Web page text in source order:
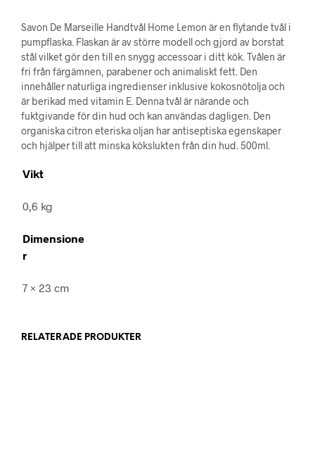
Savon De Marseille Handtvål Home Lemon är en flytande tvål i
pumpflaska. Flaskan är av större modell och gjord av borstat
stål vilket gör den till en snygg accessoar i ditt kök. Tvålen är
fri från färgämnen, parabener och animaliskt fett. Den
innehåller naturliga ingredienser inklusive kokosnötolja och
är berikad med vitamin E. Denna tvål är närande och
fuktgivande för din hud och kan användas dagligen. Den
organiska citron eteriska oljan har antiseptiska egenskaper
och hjälper till att minska kökslukten från din hud. 500ml.
Vikt
0,6 kg
Dimensione
r
7 × 23 cm
RELATERADE PRODUKTER